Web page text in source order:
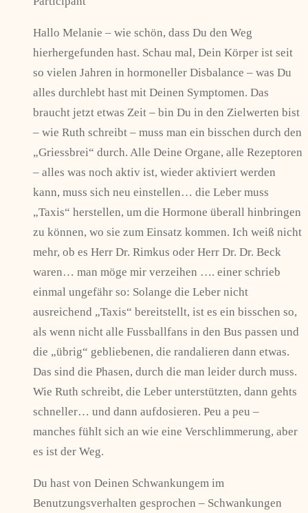
Hallo Melanie – wie schön, dass Du den Weg
hierhergefunden hast. Schau mal, Dein Körper ist seit
so vielen Jahren in hormoneller Disbalance – was Du
alles durchlebt hast mit Deinen Symptomen. Das
braucht jetzt etwas Zeit – bin Du in den Zielwerten bist
– wie Ruth schreibt – muss man ein bisschen durch den
„Griessbrei“ durch. Alle Deine Organe, alle Rezeptoren
– alles was noch aktiv ist, wieder aktiviert werden
kann, muss sich neu einstellen… die Leber muss
„Taxis“ herstellen, um die Hormone überall hinbringen
zu können, wo sie zum Einsatz kommen. Ich weiß nicht
mehr, ob es Herr Dr. Rimkus oder Herr Dr. Dr. Beck
waren… man möge mir verzeihen …. einer schrieb
einmal ungefähr so: Solange die Leber nicht
ausreichend „Taxis“ bereitstellt, ist es ein bisschen so,
als wenn nicht alle Fussballfans in den Bus passen und
die „übrig“ gebliebenen, die randalieren dann etwas.
Das sind die Phasen, durch die man leider durch muss.
Wie Ruth schreibt, die Leber unterstützten, dann gehts
schneller… und dann aufdosieren. Peu a peu –
manches fühlt sich an wie eine Verschlimmerung, aber
es ist der Weg.
Du hast von Deinen Schwankungem im
Benutzungsverhalten gesprochen – Schwankungen